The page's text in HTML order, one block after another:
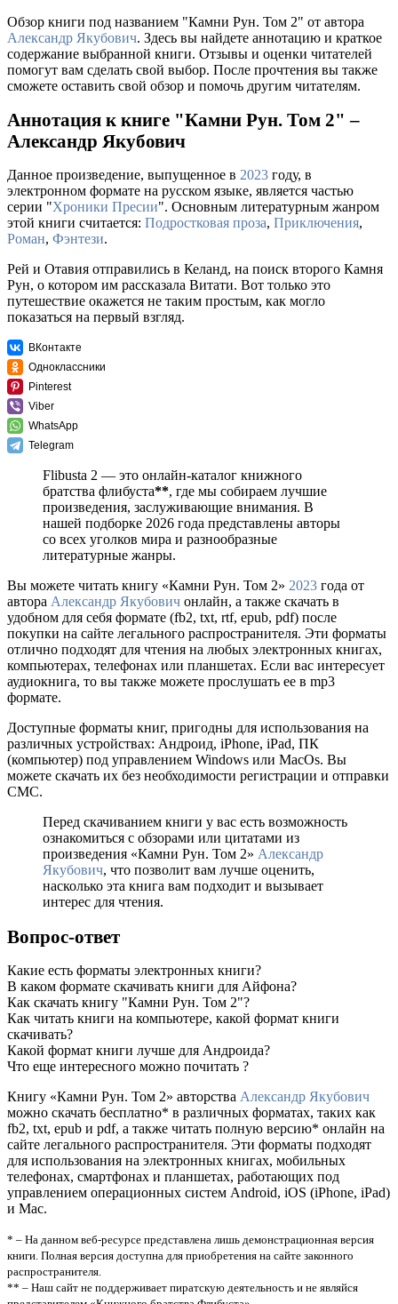
Обзор книги под названием "Камни Рун. Том 2" от автора
Александр Якубович. Здесь вы найдете аннотацию и краткое
содержание выбранной книги. Отзывы и оценки читателей
помогут вам сделать свой выбор. После прочтения вы также
сможете оставить свой обзор и помочь другим читателям.
Аннотация к книге "Камни Рун. Том 2" –
Александр Якубович
Данное произведение, выпущенное в 2023 году, в
электронном формате на русском языке, является частью
серии "Хроники Пресии". Основным литературным жанром
этой книги считается: Подростковая проза, Приключения,
Роман, Фэнтези.
Рей и Отавия отправились в Келанд, на поиск второго Камня
Рун, о котором им рассказала Витати. Вот только это
путешествие окажется не таким простым, как могло
показаться на первый взгляд.
ВКонтакте
Одноклассники
Pinterest
Viber
WhatsApp
Telegram
Flibusta 2 — это онлайн-каталог книжного
братства флибуста**, где мы собираем лучшие
произведения, заслуживающие внимания. В
нашей подборке 2026 года представлены авторы
со всех уголков мира и разнообразные
литературные жанры.
Вы можете читать книгу «Камни Рун. Том 2» 2023 года от
автора Александр Якубович онлайн, а также скачать в
удобном для себя формате (fb2, txt, rtf, epub, pdf) после
покупки на сайте легального распространителя. Эти форматы
отлично подходят для чтения на любых электронных книгах,
компьютерах, телефонах или планшетах. Если вас интересует
аудиокнига, то вы также можете прослушать ее в mp3
формате.
Доступные форматы книг, пригодны для использования на
различных устройствах: Андроид, iPhone, iPad, ПК
(компьютер) под управлением Windows или MacOs. Вы
можете скачать их без необходимости регистрации и отправки
СМС.
Перед скачиванием книги у вас есть возможность
ознакомиться с обзорами или цитатами из
произведения «Камни Рун. Том 2» Александр
Якубович, что позволит вам лучше оценить,
насколько эта книга вам подходит и вызывает
интерес для чтения.
Вопрос-ответ
Какие есть форматы электронных книги?
В каком формате скачивать книги для Айфона?
Как скачать книгу "Камни Рун. Том 2"?
Как читать книги на компьютере, какой формат книги
скачивать?
Какой формат книги лучше для Андроида?
Что еще интересного можно почитать ?
Книгу «Камни Рун. Том 2» авторства Александр Якубович
можно скачать бесплатно* в различных форматах, таких как
fb2, txt, epub и pdf, а также читать полную версию* онлайн на
сайте легального распространителя. Эти форматы подходят
для использования на электронных книгах, мобильных
телефонах, смартфонах и планшетах, работающих под
управлением операционных систем Android, iOS (iPhone, iPad)
и Mac.
* – На данном веб-ресурсе представлена лишь демонстрационная версия
книги. Полная версия доступна для приобретения на сайте законного
распространителя.
** – Наш сайт не поддерживает пиратскую деятельность и не являйся